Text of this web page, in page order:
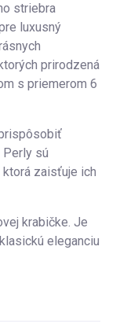
striebra
luxusný
prirodzená
s priemerom 6
sú
zaisťuje ich
krabičke. Je
eleganciu